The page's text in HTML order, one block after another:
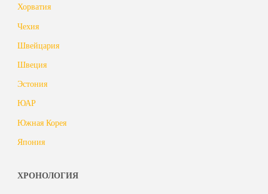
Хорватия
Чехия
Швейцария
Швеция
Эстония
ЮАР
Южная Корея
Япония
ХРОНОЛОГИЯ